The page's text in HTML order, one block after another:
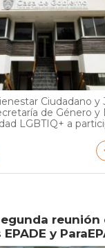
Ciudadano y
de Género y
LGBTIQ+ a
reunión
y